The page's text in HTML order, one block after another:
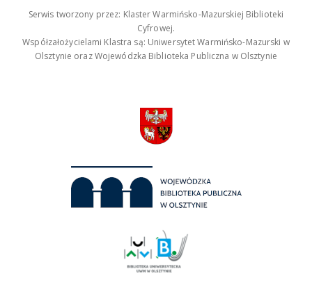
Serwis tworzony przez: Klaster Warmińsko-Mazurskiej Biblioteki
Cyfrowej.
Współzałożycielami Klastra są: Uniwersytet Warmińsko-Mazurski w
Olsztynie oraz Wojewódzka Biblioteka Publiczna w Olsztynie